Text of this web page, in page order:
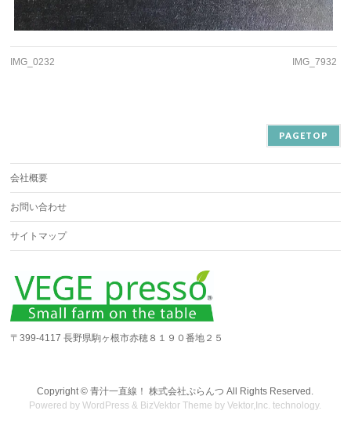
IMG_0232 IMG_7932
PAGETOP
会社概要
お問い合わせ
サイトマップ
〒399-4117 長野県駒ヶ根市赤穂８１９０番地２５
Copyright ©青汁一直線！ 株式会社ぷらんつ All Rights Reserved.
Powered byWordPress & BizVektor Theme byVektor,Inc. technology.